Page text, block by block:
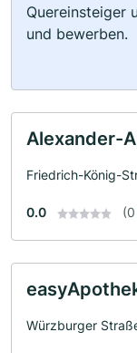
Quereinsteiger
und bewerben.
Alexander-
Friedrich-König-
0.0
Würzburger